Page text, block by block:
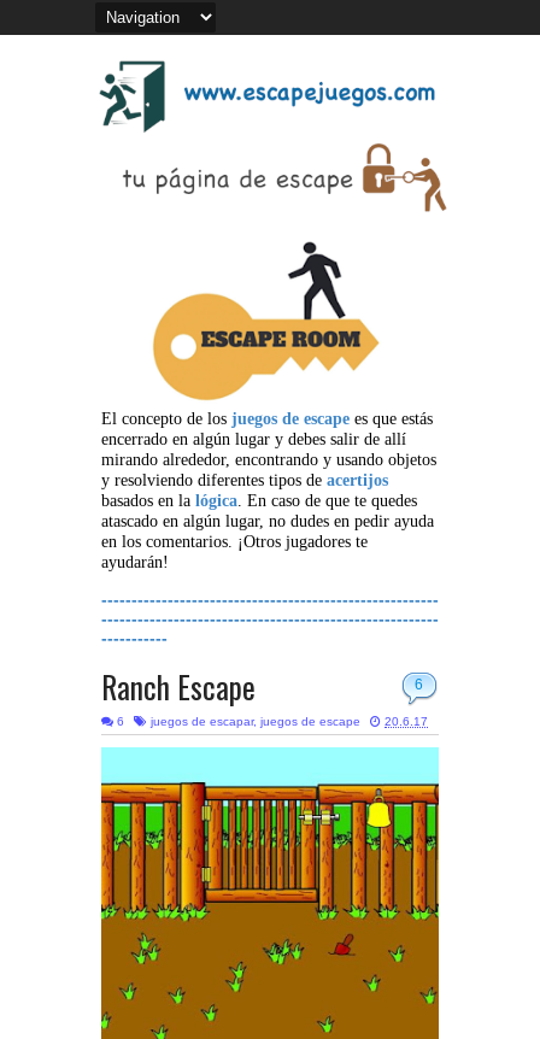
El concepto de los juegos de escape es que estás
encerrado en algún lugar y debes salir de allí
mirando alrededor, encontrando y usando objetos
y resolviendo diferentes tipos de acertijos
basados en la lógica. En caso de que te quedes
atascado en algún lugar, no dudes en pedir ayuda
en los comentarios. ¡Otros jugadores te
ayudarán!
--------------------------------------------------------
--------------------------------------------------------
-----------
6
Ranch Escape
6 juegos de escapar, juegos de escape 20.6.17